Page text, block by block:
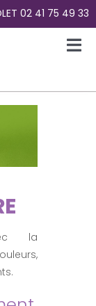
02 41 75 49 33
la